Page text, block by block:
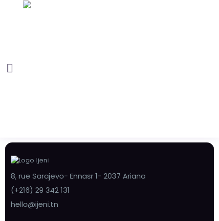
8, rue Sarajevo- Ennasr 1- 2037 Ariana
(+216) 29 342 131
hello@ijeni.tn